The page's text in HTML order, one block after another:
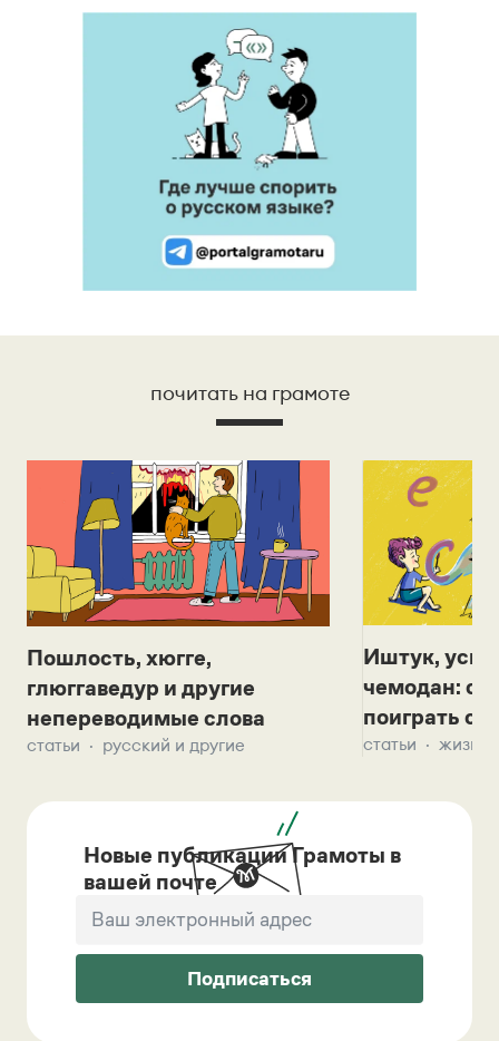
почитать на грамоте
Пошлость, хюгге,
глюггаведур и другие
непереводимые слова
статьи русский и другие
Иштук,
чемодан:
поиграть с
статьи жизнь
Новые публикации Грамоты в
вашей почте
Подписаться